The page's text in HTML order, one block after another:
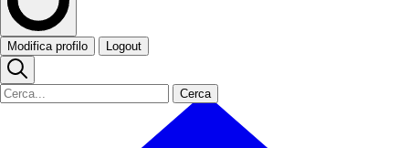
Modifica profilo Logout
Cerca